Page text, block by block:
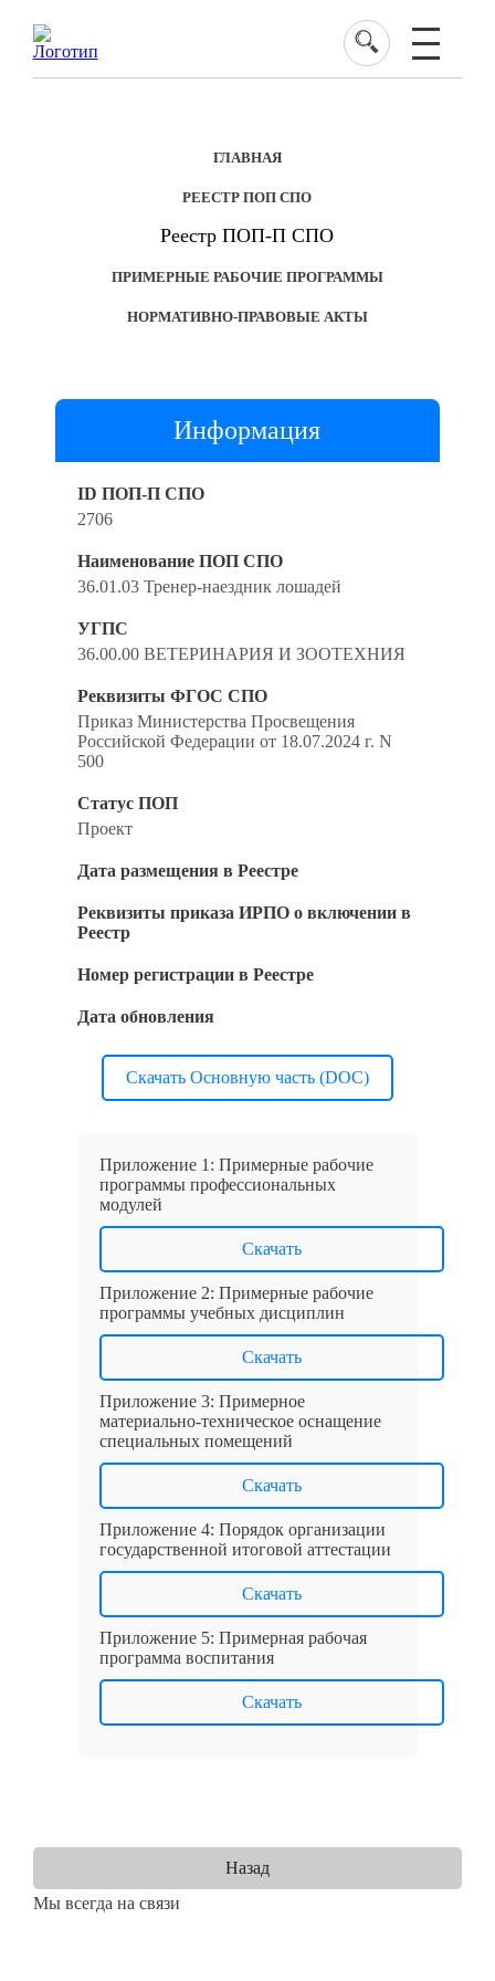
ГЛАВНАЯ
РЕЕСТР ПОП СПО
Реестр ПОП-П СПО
ПРИМЕРНЫЕ РАБОЧИЕ ПРОГРАММЫ
НОРМАТИВНО-ПРАВОВЫЕ АКТЫ
Информация
ID ПОП-П СПО
2706
Наименование ПОП СПО
36.01.03 Тренер-наездник лошадей
УГПС
36.00.00 ВЕТЕРИНАРИЯ И ЗООТЕХНИЯ
Реквизиты ФГОС СПО
Приказ Министерства Просвещения
Российской Федерации от 18.07.2024 г. N
500
Статус ПОП
Проект
Дата размещения в Реестре
Реквизиты приказа ИРПО о включении в
Реестр
Номер регистрации в Реестре
Дата обновления
Скачать Основную часть (DOC)
Приложение 1: Примерные рабочие
программы профессиональных
модулей
Скачать
Приложение 2: Примерные рабочие
программы учебных дисциплин
Скачать
Приложение 3: Примерное
материально-техническое оснащение
специальных помещений
Скачать
Приложение 4: Порядок организации
государственной итоговой аттестации
Скачать
Приложение 5: Примерная рабочая
программа воспитания
Скачать
Назад
Мы всегда на связи